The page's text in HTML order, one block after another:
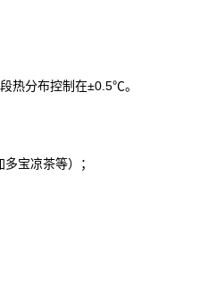
热分布控制在±0.5℃。
宝凉茶等）；